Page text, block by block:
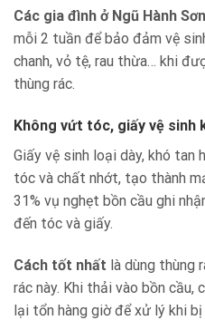
Các gia đình ở Ngũ Hành Sơn
mỗi 2 tuần để bảo đảm vệ
chanh, vỏ tệ, rau thừa… khi
thùng rác.
Không vứt tóc, giấy vệ sinh
Giấy vệ sinh loại dày, khó
tóc và chất nhớt, tạo thành
31% vụ nghẹt bồn cầu ghi
đến tóc và giấy.
Cách tốt nhất là dùng thùng
rác này. Khi thải vào bồn
lại tổn hàng giờ để xử lý khi